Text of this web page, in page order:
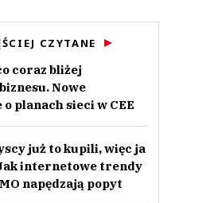
CZYTANE
coraz bliżej
Nowe
planach sieci w CEE
już to kupili, więc ja
internetowe trendy
napędzają popyt